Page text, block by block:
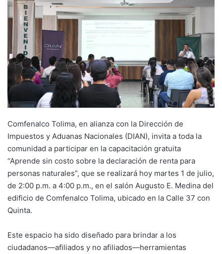
Comfenalco Tolima, en alianza con la Dirección de
Impuestos y Aduanas Nacionales (DIAN), invita a toda la
comunidad a participar en la capacitación gratuita
“Aprende sin costo sobre la declaración de renta para
personas naturales”, que se realizará hoy martes 1 de julio,
de 2:00 p.m. a 4:00 p.m., en el salón Augusto E. Medina del
edificio de Comfenalco Tolima, ubicado en la Calle 37 con
Quinta.
Este espacio ha sido diseñado para brindar a los
ciudadanos—afiliados y no afiliados—herramientas